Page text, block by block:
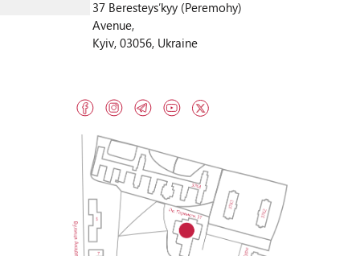
37 Beresteysʹkyy (Peremohy)
Avenue,
Kyiv, 03056, Ukraine